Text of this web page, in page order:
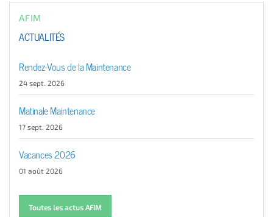
AFIM
ACTUALITÉS
Rendez-Vous de la Maintenance
24 sept. 2026
Matinale Maintenance
17 sept. 2026
Vacances 2026
01 août 2026
Toutes les actus AFIM